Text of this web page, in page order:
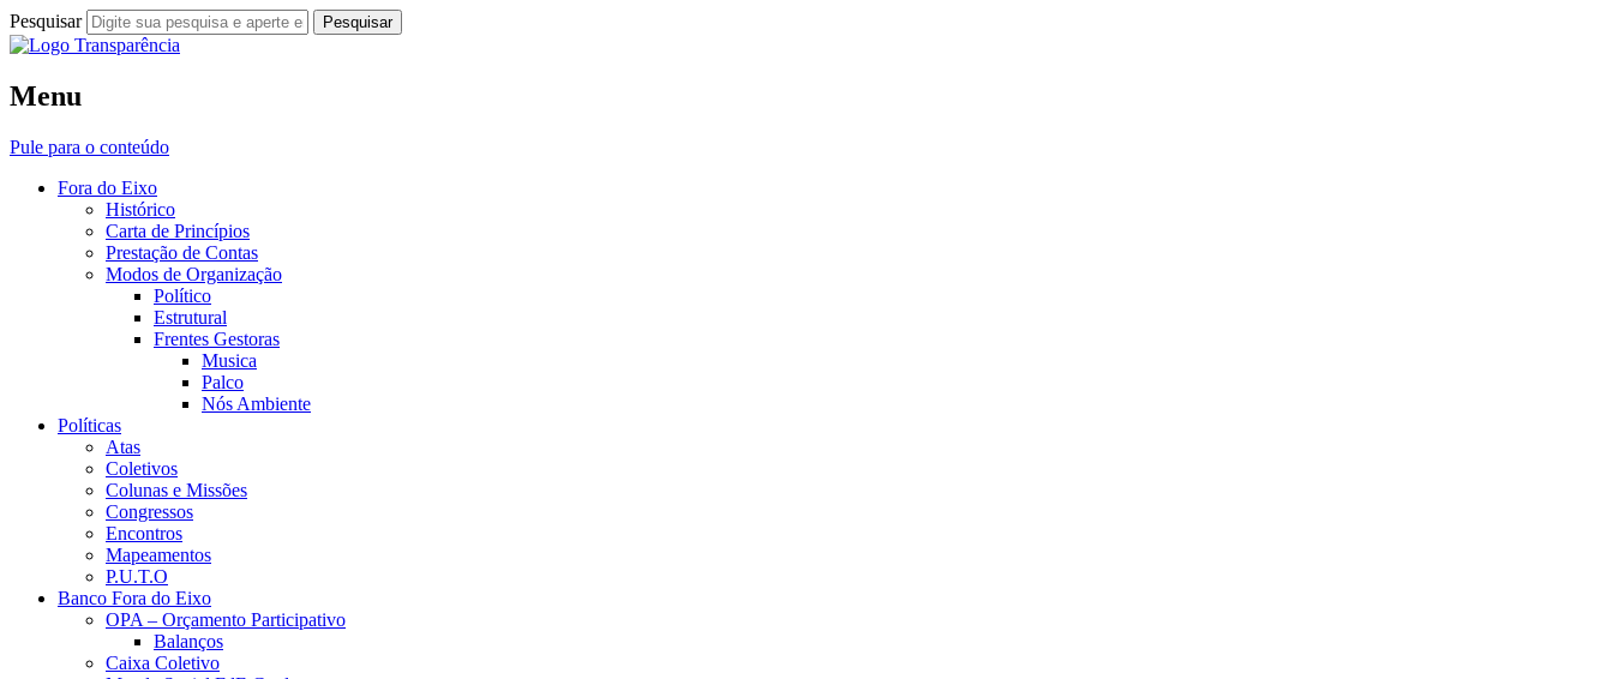
Pesquisar
Transparência
Fora do Eixo
Menu
Pule para o conteúdo
Fora do Eixo
Histórico
Carta de Princípios
Prestação de Contas
Modos de Organização
Político
Estrutural
Frentes Gestoras
Musica
Palco
Nós Ambiente
Políticas
Atas
Coletivos
Colunas e Missões
Congressos
Encontros
Mapeamentos
P.U.T.O
Banco Fora do Eixo
OPA – Orçamento Participativo
Balanços
Caixa Coletivo